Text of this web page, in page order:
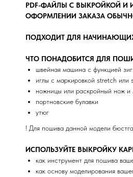
PDF-ФАЙЛЫ С ВЫКРОЙКОЙ И
ОФОРМЛЕНИИ ЗАКАЗА
ПОДХОДИТ ДЛЯ
ЧТО ПОНАДОБИТСЯ ДЛЯ
швейная машина с функцией
иглы с маркировкой stretch или
ножницы или раскройный нож и
портновские булавки
утюг
! Для пошива данной модели
ИСПОЛЬЗУЙТЕ ВЫКРОЙКУ
как инструмент для пошива
как основу моделирования